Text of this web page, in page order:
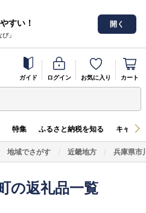
すい！
」
開く
ガイド ログイン お気に入り カート
特集 ふるさと納税を知る キャン
地域でさがす 近畿地方 兵庫県市
の返礼品一覧